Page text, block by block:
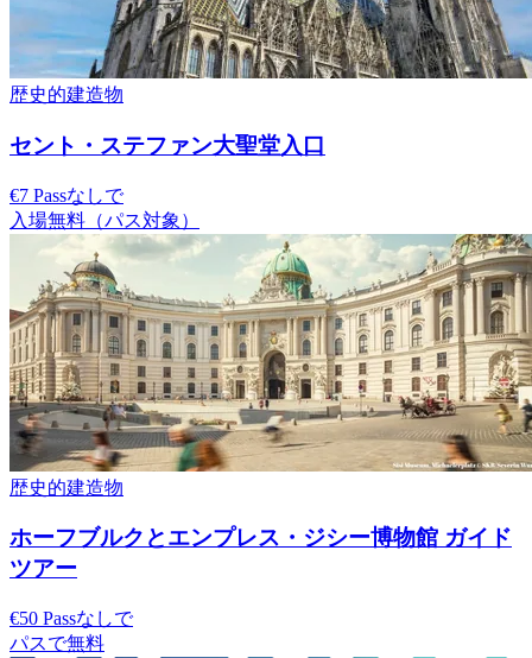
歴史的建造物
セント・ステファン大聖堂入口
€7 Passなしで
入場無料（パス対象）
歴史的建造物
ホーフブルクとエンプレス・ジシー博物館 ガイド
ツアー
€50 Passなしで
パスで無料